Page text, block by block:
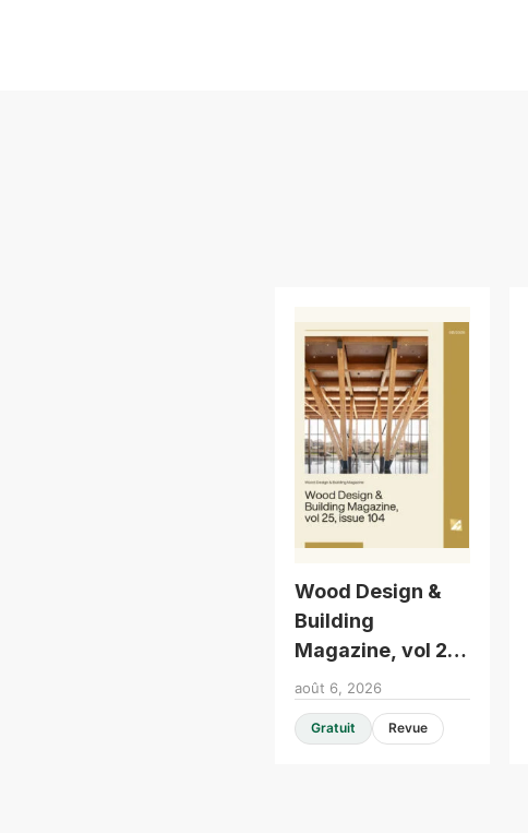
Wood Design &
Building
Magazine, vol 25,
issue 104
août 6, 2026
Gratuit Revue